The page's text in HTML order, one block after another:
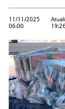
11/11/2025
06:00
19:26